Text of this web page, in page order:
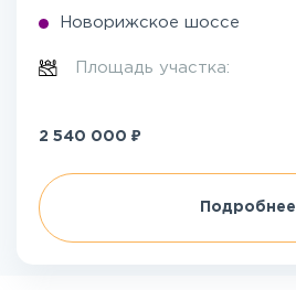
Новорижское шоссе
Площадь участка:
2 540 000 ₽
Подробнее